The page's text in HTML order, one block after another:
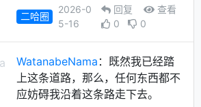
二哈圈
2026-0
5-16
回复
查看
0
0
WatanabeNama ：既然我已经踏
上这条道路，那么，任何东西都不
应妨碍我沿着这条路走下去。